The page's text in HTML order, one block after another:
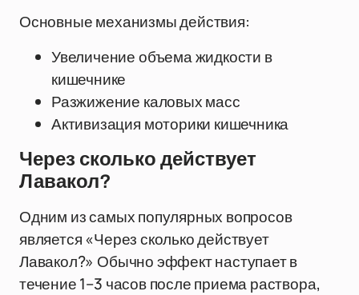
Основные механизмы действия:
Увеличение объема жидкости в
кишечнике
Разжижение каловых масс
Активизация моторики кишечника
Через сколько действует
Лавакол?
Одним из самых популярных вопросов
является «Через сколько действует
Лавакол?» Обычно эффект наступает в
течение 1–3 часов после приема раствора,